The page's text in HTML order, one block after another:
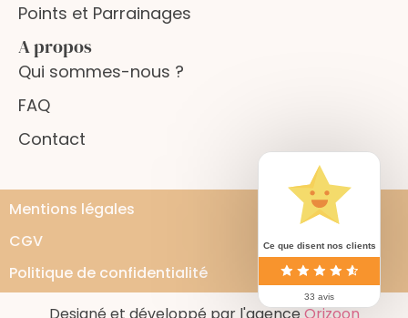
Points et Parrainages
A propos
Qui sommes-nous ?
FAQ
Contact
Mentions légales
CGV
Politique de confidentialité
Designé et développé par l'agenceOrizoon
Ce que disent nos clients
33 avis